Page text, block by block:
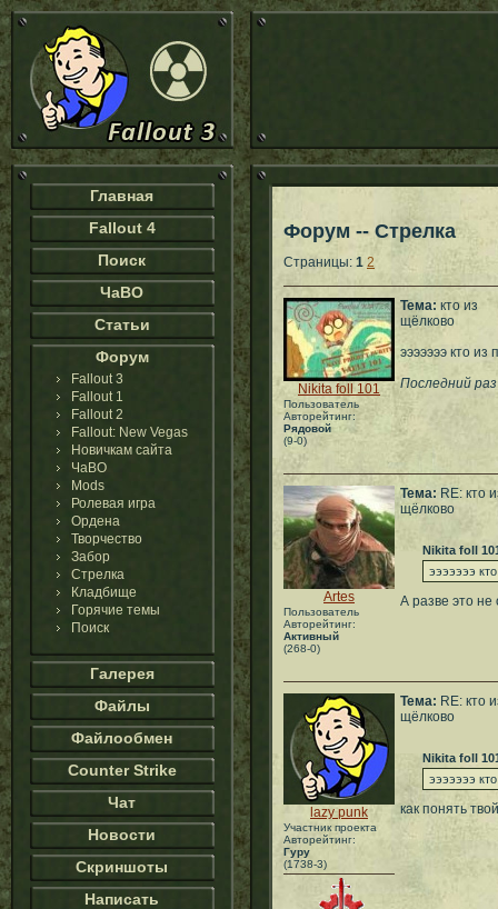
Главная
Fallout 4
Поиск
ЧаВО
Статьи
Форум
Fallout 3
Fallout 1
Fallout 2
Fallout: New Vegas
Новичкам сайта
ЧаВО
Mods
Ролевая игра
Ордена
Творчество
Забор
Стрелка
Кладбище
Горячие темы
Поиск
Галерея
Файлы
Файлообмен
Counter Strike
Чат
Новости
Скриншоты
Написать
Форум -- Стрелка
Страницы: 1 2
Nikita foll 101
Пользователь
Авторейтинг:
Рядовой
(9-0)
Тема: кто из
щёлково
эээээээ кто
Последний
Artes
Пользователь
Авторейтинг:
Активный
(268-0)
Тема: RE: кто
щёлково
Nikita foll
эээээээ
А разве это
lazy punk
Участник проекта
Авторейтинг:
Гуру
(1738-3)
Тема: RE: кто
щёлково
Nikita foll
эээээээ
как понять